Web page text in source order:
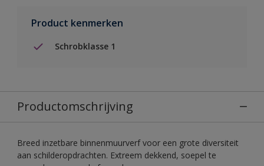
Product kenmerken
Schrobklasse 1
Productomschrijving
Breed inzetbare binnenmuurverf voor een grote diversiteit
aan schilderopdrachten. Extreem dekkend, soepel te